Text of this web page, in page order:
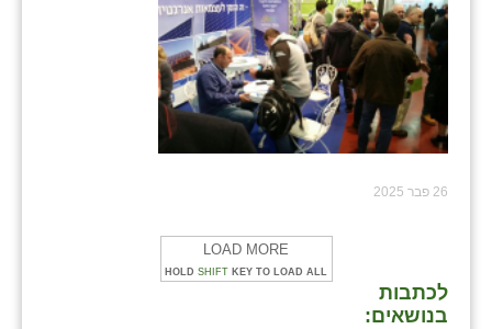
26 פבר 2025
LOAD MORE
HOLD SHIFT KEY TO LOAD ALL
לכתבות
בנושאים: